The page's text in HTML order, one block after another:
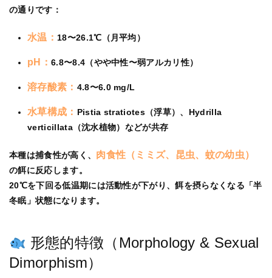
の通りです：
水温： 18〜26.1℃（月平均）
pH： 6.8〜8.4（やや中性〜弱アルカリ性）
溶存酸素： 4.8〜6.0 mg/L
水草構成： Pistia stratiotes（浮草）、Hydrilla
verticillata（沈水植物）などが共存
本種は捕食性が高く、 肉食性（ミミズ、昆虫、蚊の幼虫）
の餌に反応します。
20℃を下回る低温期には活動性が下がり、餌を摂らなくなる「半
冬眠」状態になります。
形態的特徴（Morphology & Sexual
Dimorphism）